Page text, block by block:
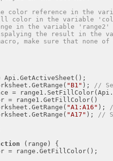
"B1" );
//
=
"A1:A16" );
"A17" );
//
( range )